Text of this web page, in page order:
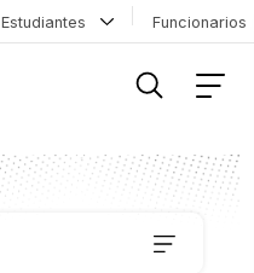
Estudiantes